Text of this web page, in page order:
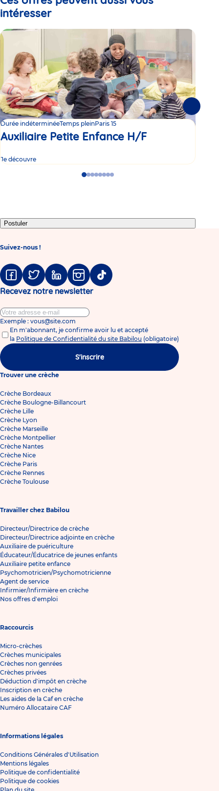
intéresser
Durée indéterminéeTemps pleinParis 15
Auxiliaire Petite Enfance H/F
Je découvre
GoGoGoGoGoGo
GoGo
Postuler
Suivez-nous !
FacebookTwitter LinkedinInstagramTiktok
Recevez notre newsletter
Exemple : vous@site.com
En m'abonnant, je confirme avoir lu et accepté
la Politique de Confidentialité du site Babilou (obligatoire)
S'inscrire
Trouver une crèche
Crèche Bordeaux
Crèche Boulogne-Billancourt
Crèche Lille
Crèche Lyon
Crèche Marseille
Crèche Montpellier
Crèche Nantes
Crèche Nice
Crèche Paris
Crèche Rennes
Crèche Toulouse
Travailler chez Babilou
Directeur/Directrice de crèche
Directeur/Directrice adjointe en crèche
Auxiliaire de puériculture
Éducateur/Éducatrice de jeunes enfants
Auxiliaire petite enfance
Psychomotricien/Psychomotricienne
Agent de service
Infirmier/Infirmière en crèche
Nos offres d'emploi
Raccourcis
Micro-crèches
Crèches municipales
Crèches non genrées
Crèches privées
Déduction d'impôt en crèche
Inscription en crèche
Les aides de la Caf en crèche
Numéro Allocataire CAF
Informations légales
Conditions Générales d'Utilisation
Mentions légales
Politique de confidentialité
Politique de cookies